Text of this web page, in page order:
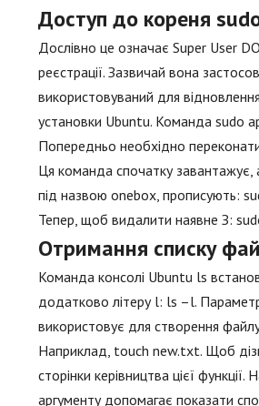
Доступ до кореня
Дослівно це означає Super User
реєстрації. Зазвичай вона
використовуваний для
установки Ubuntu. Команда sudo
Попередньо необхідно
Ця команда спочатку
під назвою onebox, прописують:
Тепер, щоб видалити наявне З:
Отримання списку
Команда консолі Ubuntu ls
додатково літеру l: ls –l.
використовує для створення
Наприклад, touch new.txt. Щоб
сторінки керівництва цієї
аргументу допомагає показати